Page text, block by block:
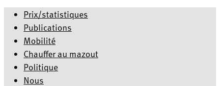
Prix/statistiques
Publications
Mobilité
Chauffer au mazout
Politique
Nous